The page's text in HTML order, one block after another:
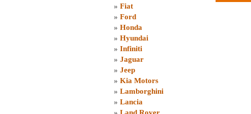
» Fiat
» Ford
» Honda
» Hyundai
» Infiniti
» Jaguar
» Jeep
» Kia Motors
» Lamborghini
» Lancia